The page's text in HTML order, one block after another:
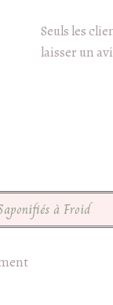
Seuls les
laisser un
à Froid